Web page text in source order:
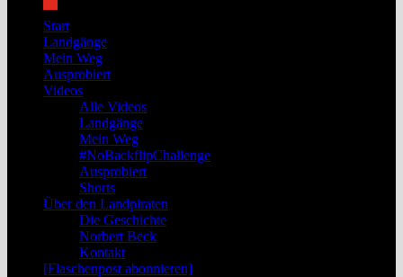
Start
Landgänge
Mein Weg
Ausprobiert
Videos
Alle Videos
Landgänge
Mein Weg
#NoBackflipChallenge
Ausprobiert
Shorts
Über den Landpiraten
Die Geschichte
Norbert Beck
Kontakt
[Flaschenpost abonnieren]